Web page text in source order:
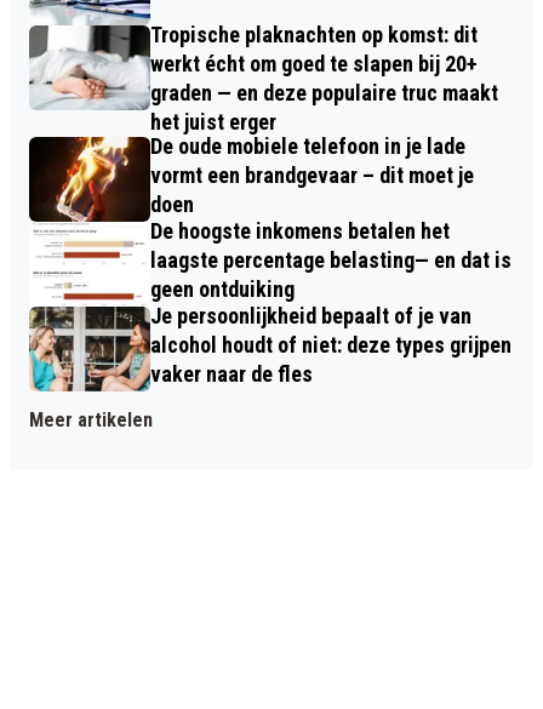
Tropische plaknachten op komst: dit
werkt écht om goed te slapen bij 20+
graden — en deze populaire truc maakt
het juist erger
De oude mobiele telefoon in je lade
vormt een brandgevaar – dit moet je
doen
De hoogste inkomens betalen het
laagste percentage belasting— en dat is
geen ontduiking
Je persoonlijkheid bepaalt of je van
alcohol houdt of niet: deze types grijpen
vaker naar de fles
Meer artikelen